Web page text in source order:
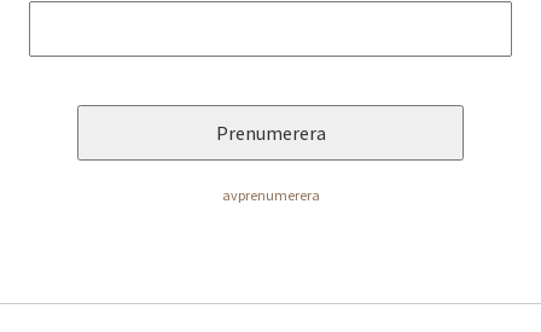
Festarrangemang
Skräddarsydda program
avprenumerera